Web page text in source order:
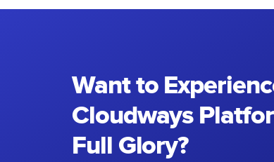
Want to
Cloudways
Full Glory?